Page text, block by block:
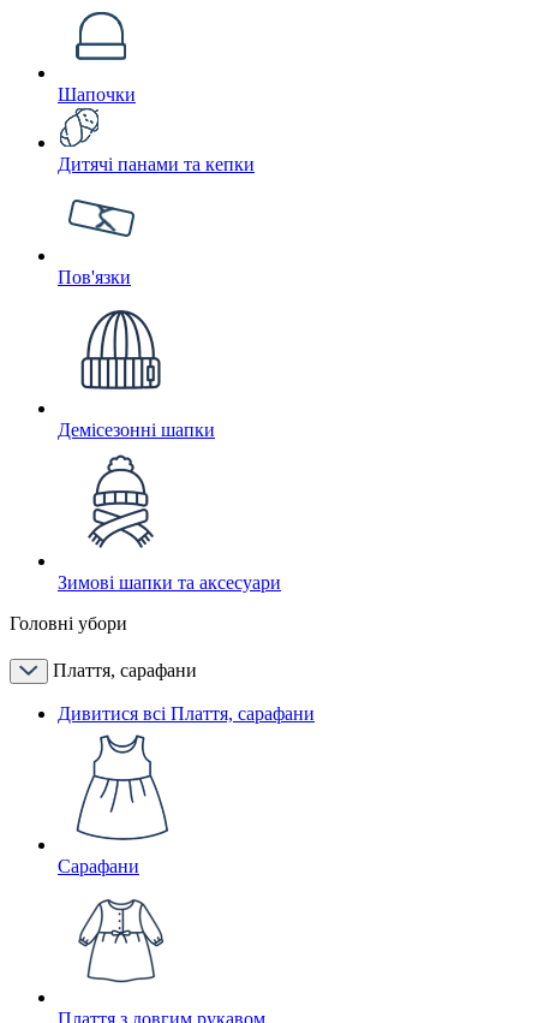
Шапочки
Дитячі панами та кепки
Пов'язки
Демісезонні шапки
Зимові шапки та аксесуари
Головні убори
Плаття, сарафани
Дивитися всі Плаття, сарафани
Сарафани
Плаття з довгим рукавом